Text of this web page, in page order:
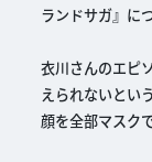
ランドサガ』に
衣川さんのエピ
えられないとい
顔を全部マスク